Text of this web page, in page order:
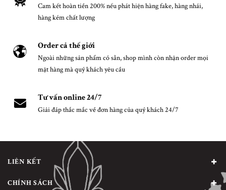
Cam kết hoàn tiền 200% nếu phát hiện hàng fake, hàng nhái,
hàng kém chất lượng
Order cả thế giới
Ngoài những sản phẩm có sẵn, shop mình còn nhận order mọi
mặt hàng mà quý khách yêu cầu
Tư vấn online 24/7
Giải đáp thắc mắc về đơn hàng của quý khách 24/7
LIÊN KẾT
CHÍNH SÁCH